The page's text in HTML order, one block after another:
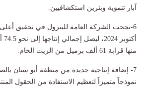
آبار تنموية وبئرين استكشافيين.
6-نجحت الشركة العامة للبترول في تحقيق أعلى
منها قرابة 61 ألف برميل من الزيت الخام.
7- إضافة إنتاجية جديدة من منطقة أبو سنان
نموذجاً متميزاً لتعظيم الاستفادة من الحقول